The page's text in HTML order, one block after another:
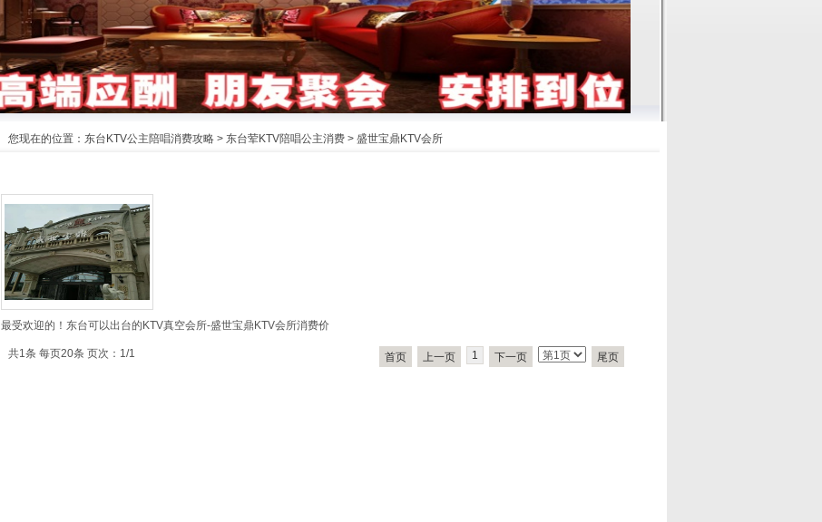
您现在的位置： 东台KTV公主陪唱消费攻略 > 东台荤KTV陪唱公主消费 > 盛世宝鼎KTV会所
最受欢迎的！东台可以出台的KTV真空会所-盛世宝鼎KTV会所消费价
共1条 每页20条 页次：1/1 首页 上一页 1 下一页 尾页